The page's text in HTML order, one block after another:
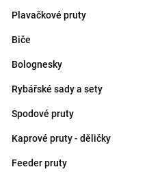
Plavačkové pruty
Biče
Bolognesky
Rybářské sady a sety
Spodové pruty
Kaprové pruty - děličky
Feeder pruty